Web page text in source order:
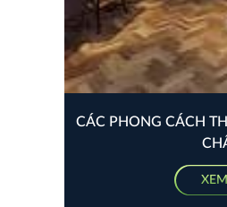
CÁC PHONG CÁCH